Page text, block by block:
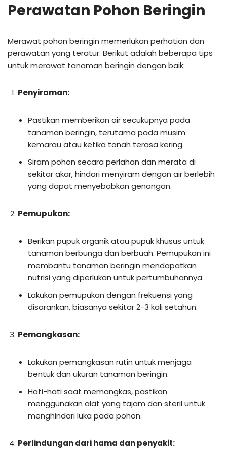
Perawatan Pohon Beringin
Merawat pohon beringin memerlukan perhatian dan
perawatan yang teratur. Berikut adalah beberapa tips
untuk merawat tanaman beringin dengan baik:
Penyiraman:
Pastikan memberikan air secukupnya pada
tanaman beringin, terutama pada musim
kemarau atau ketika tanah terasa kering.
Siram pohon secara perlahan dan merata di
sekitar akar, hindari menyiram dengan air berlebih
yang dapat menyebabkan genangan.
Pemupukan:
Berikan pupuk organik atau pupuk khusus untuk
tanaman berbunga dan berbuah. Pemupukan ini
membantu tanaman beringin mendapatkan
nutrisi yang diperlukan untuk pertumbuhannya.
Lakukan pemupukan dengan frekuensi yang
disarankan, biasanya sekitar 2-3 kali setahun.
Pemangkasan:
Lakukan pemangkasan rutin untuk menjaga
bentuk dan ukuran tanaman beringin.
Hati-hati saat memangkas, pastikan
menggunakan alat yang tajam dan steril untuk
menghindari luka pada pohon.
Perlindungan dari hama dan penyakit: